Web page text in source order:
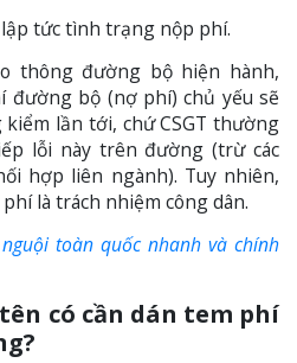
tức tình trạng nộp phí.
thông đường bộ hiện hành,
đường bộ (nợ phí) chủ yếu sẽ
lần tới, chứ CSGT thường
lỗi này trên đường (trừ các
hợp liên ngành). Tuy nhiên,
là trách nhiệm công dân.
toàn quốc nhanh và chính
có cần dán tem phí